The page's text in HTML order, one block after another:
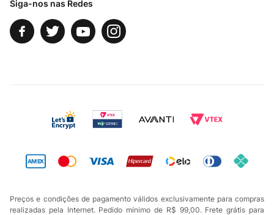
Siga-nos nas Redes
Preços e condições de pagamento válidos exclusivamente para compras
realizadas pela Internet. Pedido mínimo de R$ 99,00. Frete grátis para